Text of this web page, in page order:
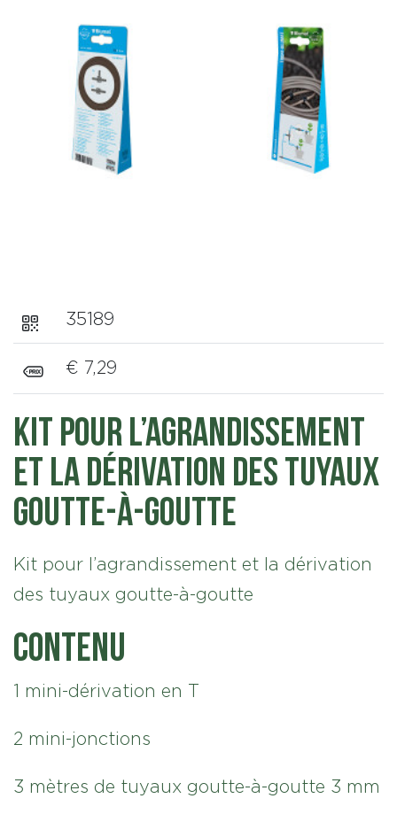
35189
€ 7,29
Kit pour l’agrandissement
et la dérivation des tuyaux
goutte-à-goutte
Kit pour l’agrandissement et la dérivation
des tuyaux goutte-à-goutte
Contenu
1 mini-dérivation en T
2 mini-jonctions
3 mètres de tuyaux goutte-à-goutte 3 mm